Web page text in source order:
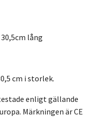
lång
cm i storlek.
enligt gällande
Märkningen är CE